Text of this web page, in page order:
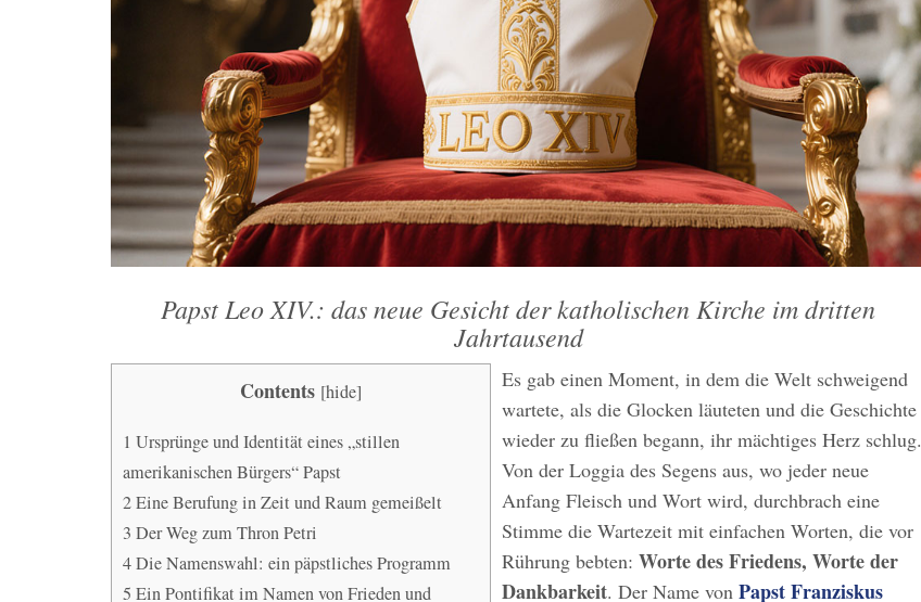
Papst Leo XIV.: das neue Gesicht der katholischen Kirche im dritten
Jahrtausend
Contents [hide]
1 Ursprünge und Identität eines „stillen
amerikanischen Bürgers“ Papst
2Eine Berufung in Zeit und Raum gemeißelt
3 Der Weg zum Thron Petri
4Die Namenswahl: ein päpstliches Programm
5 Ein Pontifikat im Namen von Frieden und
Es gab einen Moment, in dem die Welt schweigend
wartete, als die Glocken läuteten und die Geschichte
wieder zu fließen begann, ihr mächtiges Herz schlug.
Von der Loggia des Segens aus, wo jeder neue
Anfang Fleisch und Wort wird, durchbrach eine
Stimme die Wartezeit mit einfachen Worten, die vor
Rührung bebten: Worte des Friedens, Worte der
Dankbarkeit. Der Name von Papst Franziskus